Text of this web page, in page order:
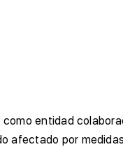
entidad
afectado por